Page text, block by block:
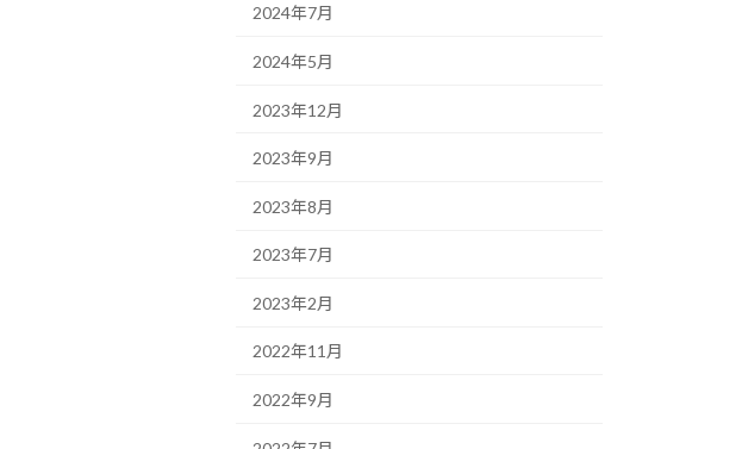
2024年7月
2024年5月
2023年12月
2023年9月
2023年8月
2023年7月
2023年2月
2022年11月
2022年9月